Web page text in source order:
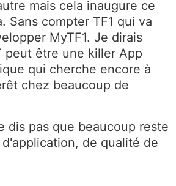
mais cela inaugure ce
Sans compter TF1 qui va
MyTF1. Je dirais
peut être une killer App
qui cherche encore à
chez beaucoup de
dis pas que beaucoup reste
de qualité de